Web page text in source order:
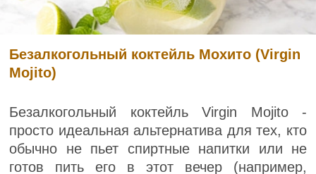
Безалкогольный коктейль Мохито (Virgin
Mojito)
Безалкогольный коктейль Virgin Mojito -
просто идеальная альтернатива для тех, кто
обычно не пьет спиртные напитки или не
готов пить его в этот вечер (например,